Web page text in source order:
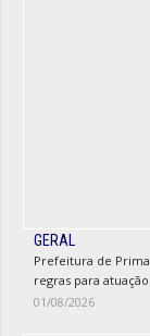
GERAL
Prefeitura de
regras para
01/08/2026